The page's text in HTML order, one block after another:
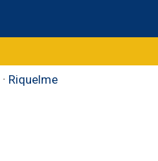
· Riquelme